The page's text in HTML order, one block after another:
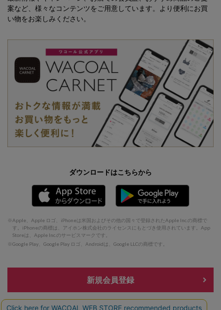
案など、様々なコンテンツをご用意しています。より便利にお買
い物をお楽しみください。
ダウンロードはこちらから
Apple、Apple ロゴ、iPhoneは米国およびその他の国々で登録されたApple Inc.の商標で
す。iPhoneの商標は、アイホン株式会社のライセンスにもとづき使用されています。App
Storeは、Apple Inc.のサービスマークです。
Google Play、Google Play ロゴ、Androidは、Google LLCの商標です。
新規会員登録